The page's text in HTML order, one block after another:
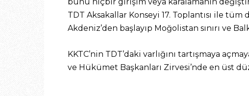
TDT Aksakallar Konseyi 17. Toplantısı ile
Akdeniz’den başlayıp Moğolistan sınırı ve
KKTC’nin TDT’daki varlığını tartışmaya
ve Hükümet Başkanları Zirvesi’nde en üst